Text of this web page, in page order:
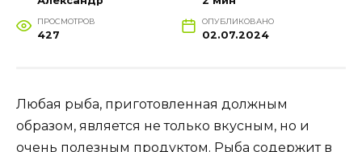
ПРОСМОТРОВ
427
ОПУБЛИКОВАНО
02.07.2024
Любая рыба, приготовленная должным
образом, является не только вкусным, но и
очень полезным продуктом. Рыба содержит в